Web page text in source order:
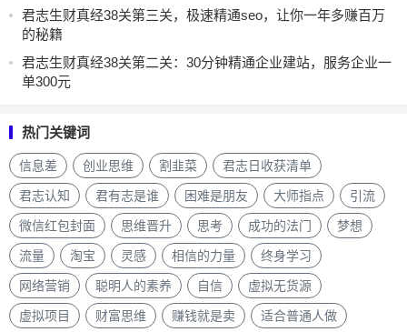
君志生财真经38关第三关，极速精通seo，让你一年多赚百万
的秘籍
君志生财真经38关第二关：30分钟精通企业建站，服务企业一
单300元
热门关键词
信息差 创业思维 割韭菜 君志日收获清单
君志认知 君有志是谁 困难是朋友 大师指点 引流
微信红包封面 思维晋升 思考 成功的法门 梦想
流量 淘宝 灵感 相信的力量 终身学习
网络营销 聪明人的素养 自信 虚拟无货源
虚拟项目 财富思维 赚钱就是卖 适合普通人做